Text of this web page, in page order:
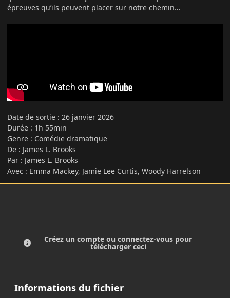
épreuves qu’ils peuvent placer sur notre chemin…
Date de sortie : 26 janvier 2026
Durée : 1h 55min
Genre : Comédie dramatique
De : James L. Brooks
Par : James L. Brooks
Avec : Emma Mackey, Jamie Lee Curtis, Woody Harrelson
Créez un compte ou connectez-vous pour
télécharger ceci
Informations du fichier